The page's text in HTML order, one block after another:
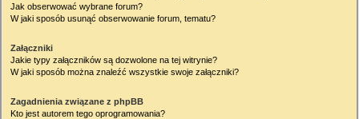
Jak obserwować wybrane forum?
W jaki sposób usunąć obserwowanie forum, tematu?
Załączniki
Jakie typy załączników są dozwolone na tej witrynie?
W jaki sposób można znaleźć wszystkie swoje załączniki?
Zagadnienia związane z phpBB
Kto jest autorem tego oprogramowania?